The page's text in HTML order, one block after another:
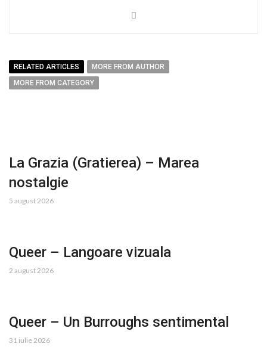
RELATED ARTICLES
MORE FROM AUTHOR
MORE FROM CATEGORY
La Grazia (Gratierea) – Marea
nostalgie
5 august 2026
Queer – Langoare vizuala
2 august 2026
Queer – Un Burroughs sentimental
31 iulie 2026